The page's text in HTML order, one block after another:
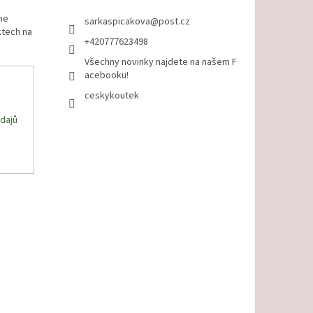
na
sarkaspicakova@post.cz
+420777623498
Všechny novinky najdete na našem F
acebooku!
ceskykoutek